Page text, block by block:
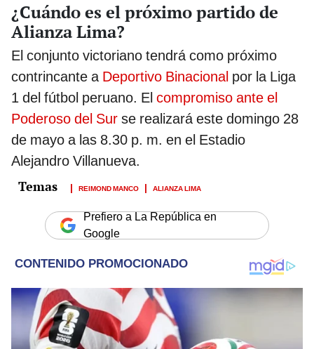
¿Cuándo es el próximo partido de
Alianza Lima?
El conjunto victoriano tendrá como próximo
contrincante a Deportivo Binacional por la Liga
1 del fútbol peruano. El compromiso ante el
Poderoso del Sur se realizará este domingo 28
de mayo a las 8.30 p. m. en el Estadio
Alejandro Villanueva.
REIMOND MANCO ALIANZA LIMA
Prefiero a La República en
Google